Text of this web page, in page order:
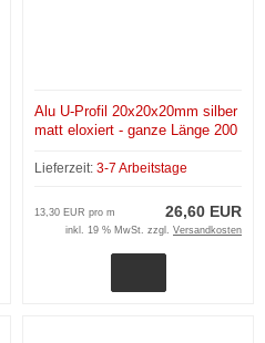
Alu U-Profil 20x20x20mm silber
matt eloxiert - ganze Länge 200
Lieferzeit: 3-7 Arbeitstage
26,60 EUR
13,30 EUR pro m
inkl. 19 % MwSt. zzgl. Versandkosten